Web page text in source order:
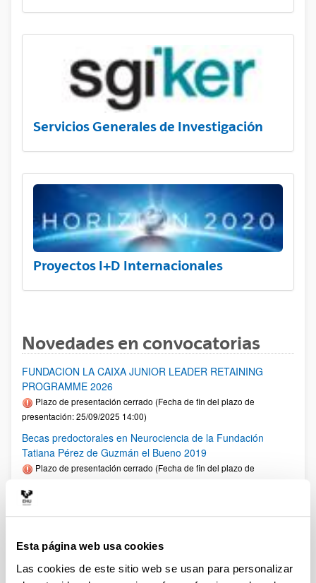
Esta página web usa cookies
Las cookies de este sitio web se usan para personalizar
Servicios Generales de Investigación
Proyectos I+D Internacionales
Novedades en convocatorias
FUNDACION LA CAIXA JUNIOR LEADER RETAINING
PROGRAMME 2026
Plazo de presentación cerrado (Fecha de fin del plazo de
presentación: 25/09/2025 14:00)
Becas predoctorales en Neurociencia de la Fundación
Tatiana Pérez de Guzmán el Bueno 2019
Plazo de presentación cerrado (Fecha de fin del plazo de
Fellows Gipuzkoa 2025
Plazo de presentación cerrado: 01/04/2025 - 12/05/2025 00:00
El plazo de presentación de solicitudes finaliza el 12/05/2025.
1er plazo interno UPV/EHU: 30/04/2025 (Ver resumen))